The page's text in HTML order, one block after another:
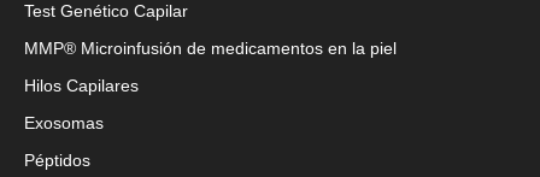
Test Genético Capilar
MMP® Microinfusión de medicamentos en la piel
Hilos Capilares
Exosomas
Péptidos